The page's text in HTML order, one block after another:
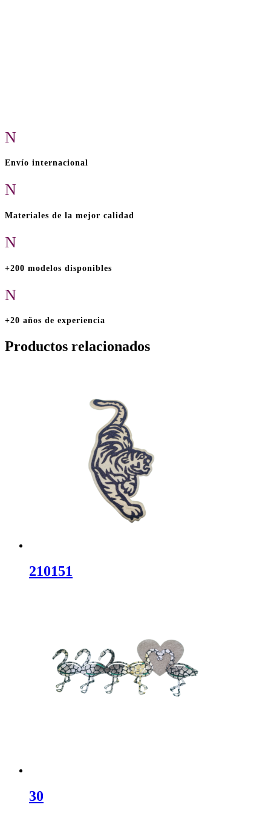
N
Envío internacional
N
Materiales de la mejor calidad
N
+200 modelos disponibles
N
+20 años de experiencia
Productos relacionados
210151
30